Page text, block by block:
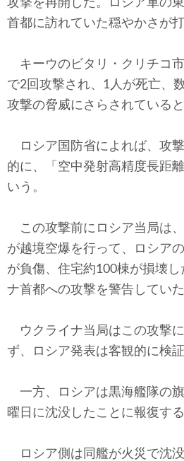
国境・移民政策
コメンタリー
ビル・ガーツ
東京発
攻撃を再開した。ロシア軍の
首都に訪れていた穏やかさが
キーウのビタリ・クリチコ
で2回攻撃され、1人が死亡、
攻撃の脅威にさらされていると
ロシア国防省によれば、攻
的に、「空中発射高精度長距
いう。
この攻撃前にロシア当局は
が越境空爆を行って、ロシア
が負傷、住宅約100棟が損壊
ナ首都への攻撃を警告していた
ウクライナ当局はこの攻撃
ず、ロシア発表は客観的に検
一方、ロシアは黒海艦隊の
曜日に沈没したことに報復す
ロシア側は同艦が火災で沈没